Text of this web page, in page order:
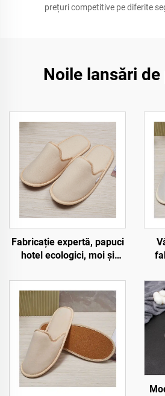
prețuri competitive pe diferite
Noile lansări
Fabricație expertă, papuci
hotel ecologici, moi și
biodegradabili, pentru
oaspeți, spa și companii
aeriene
de